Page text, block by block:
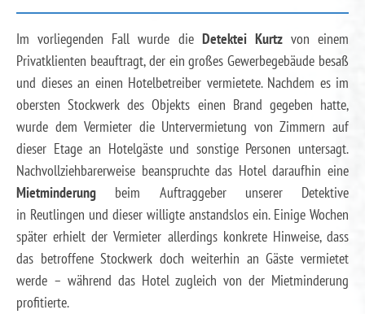
Im vorliegenden Fall wurde die Detektei Kurtzvon einem
Privatklienten beauftragt, der ein großes Gewerbegebäude besaß
und dieses an einen Hotelbetreiber vermietete. Nachdem es im
obersten Stockwerk des Objekts einen Brand gegeben hatte,
wurde dem Vermieter die Untervermietung von Zimmern auf
dieser Etage an Hotelgäste und sonstige Personen untersagt.
Nachvollziehbarerweise beanspruchte das Hotel daraufhin eine
Mietminderung beim Auftraggeber unserer Detektive
in Reutlingen und dieser willigte anstandslos ein. Einige Wochen
später erhielt der Vermieter allerdings konkrete Hinweise, dass
das betroffene Stockwerk doch weiterhin an Gäste vermietet
werde – während das Hotel zugleich von der Mietminderung
profitierte.